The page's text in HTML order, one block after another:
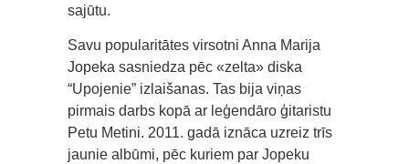
sajūtu.
Savu popularitātes virsotni Anna Marija
Jopeka sasniedza pēc «zelta» diska
“Upojenie” izlaišanas. Tas bija viņas
pirmais darbs kopā ar leģendāro ģitaristu
Petu Metini. 2011. gadā iznāca uzreiz trīs
jaunie albūmi, pēc kuriem par Jopeku